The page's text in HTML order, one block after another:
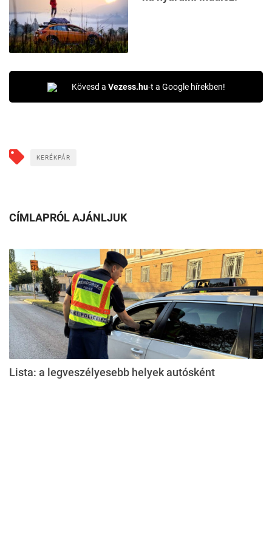
Kövesd a Vezess.hu-t a Google hírekben!
KERÉKPÁR
CÍMLAPRÓL AJÁNLJUK
Lista: a legveszélyesebb helyek autósként